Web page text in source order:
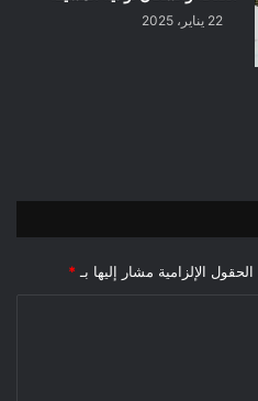
22 يناير، 2025
الحقول الإلزامية مشار إليها بـ *